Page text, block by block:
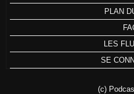
PLAN
LES
SE
(c)